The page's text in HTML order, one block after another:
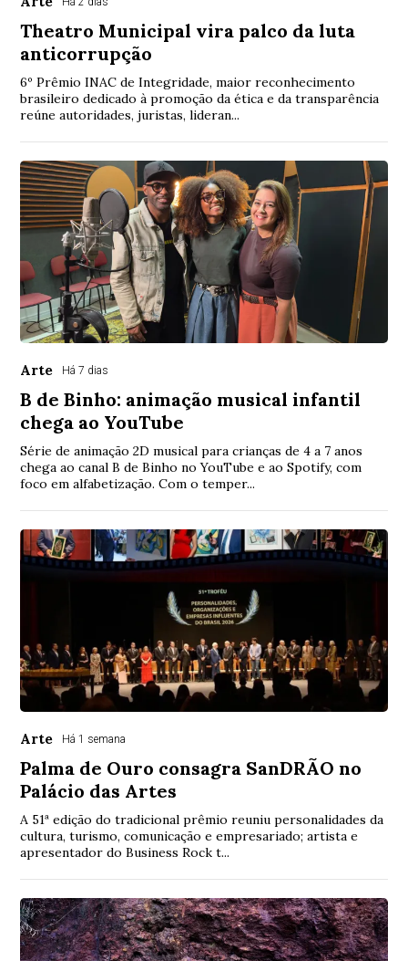
Theatro Municipal vira palco da luta
anticorrupção
6º Prêmio INAC de Integridade, maior reconhecimento
brasileiro dedicado à promoção da ética e da transparência
reúne autoridades, juristas, lideran...
Arte Há 7 dias
B de Binho: animação musical infantil
chega ao YouTube
Série de animação 2D musical para crianças de 4 a 7 anos
chega ao canal B de Binho no YouTube e ao Spotify, com
foco em alfabetização. Com o temper...
Arte Há 1 semana
Palma de Ouro consagra SanDRÃO no
Palácio das Artes
A 51ª edição do tradicional prêmio reuniu personalidades da
cultura, turismo, comunicação e empresariado; artista e
apresentador do Business Rock t...